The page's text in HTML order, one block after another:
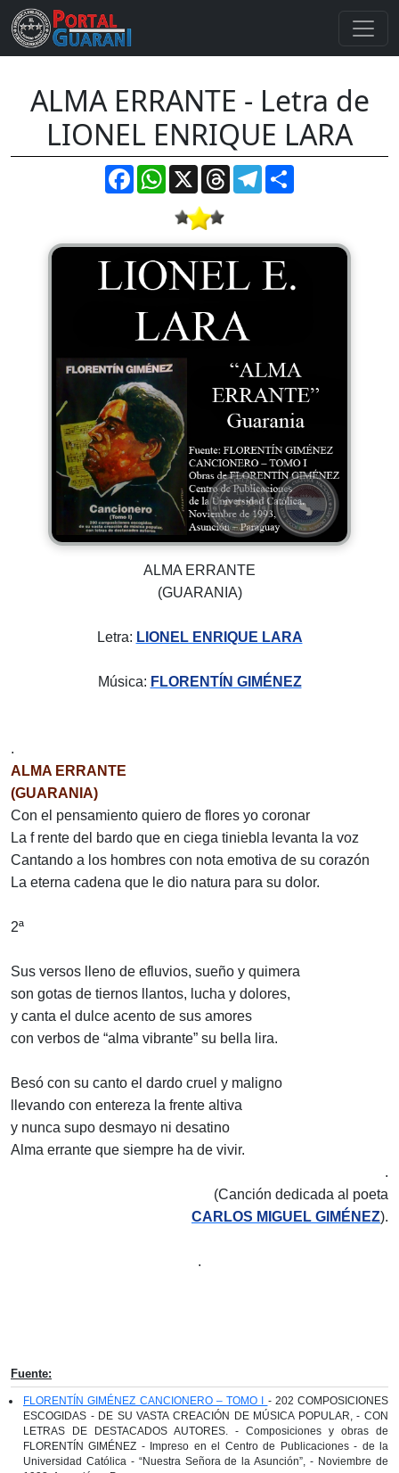
ALMA ERRANTE - Letra de
LIONEL ENRIQUE LARA
FacebookWhatsApp
X ThreadsTelegram
ALMA ERRANTE
(GUARANIA)
Letra: LIONEL ENRIQUE LARA
Música: FLORENTÍN GIMÉNEZ
.
ALMA ERRANTE
(GUARANIA)
Con el pensamiento quiero de flores yo coronar
La f rente del bardo que en ciega tiniebla levanta la voz
Cantando a los hombres con nota emotiva de su corazón
La eterna cadena que le dio natura para su dolor.
2ª
Sus versos lleno de efluvios, sueño y quimera
son gotas de tiernos llantos, lucha y dolores,
y canta el dulce acento de sus amores
con verbos de “alma vibrante” su bella lira.
Besó con su canto el dardo cruel y maligno
llevando con entereza la frente altiva
y nunca supo desmayo ni desatino
Alma errante que siempre ha de vivir.
.
(Canción dedicada al poeta
CARLOS MIGUEL GIMÉNEZ).
.
Fuente:
FLORENTÍN GIMÉNEZ CANCIONERO – TOMO I - 202 COMPOSICIONES
ESCOGIDAS - DE SU VASTA CREACIÓN DE MÚSICA POPULAR, - CON
LETRAS DE DESTACADOS AUTORES. - Composiciones y obras de
FLORENTÍN GIMÉNEZ - Impreso en el Centro de Publicaciones - de la
Universidad Católica - “Nuestra Señora de la Asunción”, - Noviembre de